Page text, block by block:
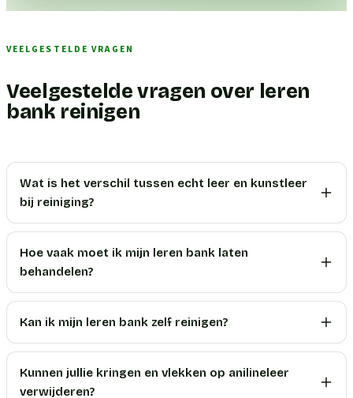
VEELGESTELDE VRAGEN
Veelgestelde vragen over leren
bank reinigen
Wat is het verschil tussen echt leer en kunstleer
bij reiniging?
Hoe vaak moet ik mijn leren bank laten
behandelen?
Kan ik mijn leren bank zelf reinigen?
Kunnen jullie kringen en vlekken op anilineleer
verwijderen?